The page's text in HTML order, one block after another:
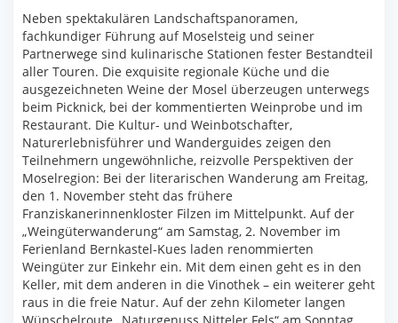
Neben spektakulären Landschaftspanoramen,
fachkundiger Führung auf Moselsteig und seiner
Partnerwege sind kulinarische Stationen fester Bestandteil
aller Touren. Die exquisite regionale Küche und die
ausgezeichneten Weine der Mosel überzeugen unterwegs
beim Picknick, bei der kommentierten Weinprobe und im
Restaurant. Die Kultur- und Weinbotschafter,
Naturerlebnisführer und Wanderguides zeigen den
Teilnehmern ungewöhnliche, reizvolle Perspektiven der
Moselregion: Bei der literarischen Wanderung am Freitag,
den 1. November steht das frühere
Franziskanerinnenkloster Filzen im Mittelpunkt. Auf der
„Weingüterwanderung“ am Samstag, 2. November im
Ferienland Bernkastel-Kues laden renommierten
Weingüter zur Einkehr ein. Mit dem einen geht es in den
Keller, mit dem anderen in die Vinothek – ein weiterer geht
raus in die freie Natur. Auf der zehn Kilometer langen
Wünschelroute „Naturgenuss Nitteler Fels“ am Sonntag,